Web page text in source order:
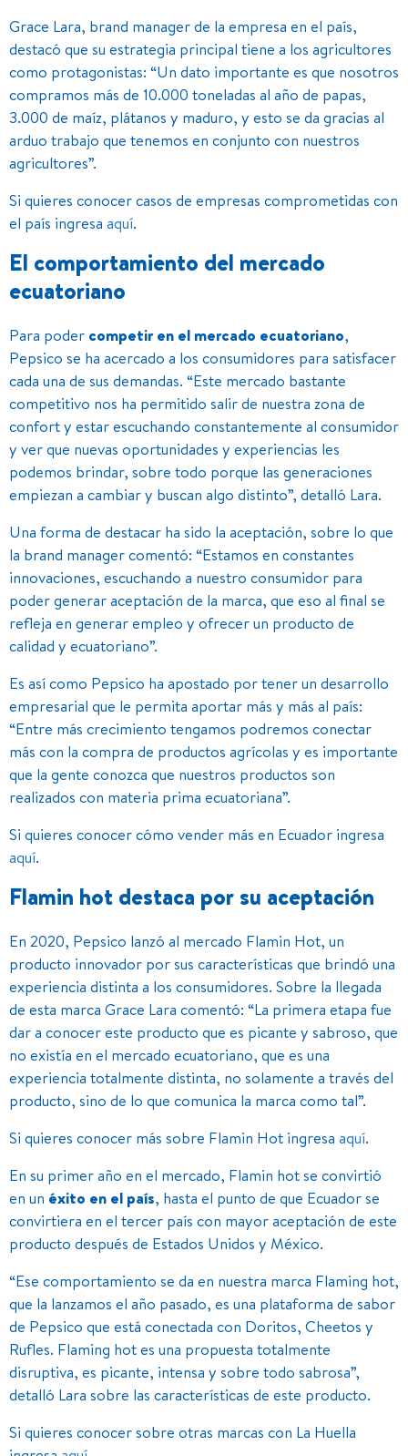
Grace Lara, brand manager de la empresa en el país,
destacó que su estrategia principal tiene a los agricultores
como protagonistas: “Un dato importante es que nosotros
compramos más de 10.000 toneladas al año de papas,
3.000 de maíz, plátanos y maduro, y esto se da gracias al
arduo trabajo que tenemos en conjunto con nuestros
agricultores”.
Si quieres conocer casos de empresas comprometidas con
el país ingresa aquí.
El comportamiento del mercado
ecuatoriano
Para poder competir en el mercado ecuatoriano,
Pepsico se ha acercado a los consumidores para satisfacer
cada una de sus demandas. “Este mercado bastante
competitivo nos ha permitido salir de nuestra zona de
confort y estar escuchando constantemente al consumidor
y ver que nuevas oportunidades y experiencias les
podemos brindar, sobre todo porque las generaciones
empiezan a cambiar y buscan algo distinto”, detalló Lara.
Una forma de destacar ha sido la aceptación, sobre lo que
la brand manager comentó: “Estamos en constantes
innovaciones, escuchando a nuestro consumidor para
poder generar aceptación de la marca, que eso al final se
refleja en generar empleo y ofrecer un producto de
calidad y ecuatoriano”.
Es así como Pepsico ha apostado por tener un desarrollo
empresarial que le permita aportar más y más al país:
“Entre más crecimiento tengamos podremos conectar
más con la compra de productos agrícolas y es importante
que la gente conozca que nuestros productos son
realizados con materia prima ecuatoriana”.
Si quieres conocer cómo vender más en Ecuador ingresa
aquí.
Flamin hot destaca por su aceptación
En 2020, Pepsico lanzó al mercado Flamin Hot, un
producto innovador por sus características que brindó una
experiencia distinta a los consumidores. Sobre la llegada
de esta marca Grace Lara comentó: “La primera etapa fue
dar a conocer este producto que es picante y sabroso, que
no existía en el mercado ecuatoriano, que es una
experiencia totalmente distinta, no solamente a través del
producto, sino de lo que comunica la marca como tal”.
Si quieres conocer más sobre Flamin Hot ingresa aquí.
En su primer año en el mercado, Flamin hot se convirtió
en un éxito en el país, hasta el punto de que Ecuador se
convirtiera en el tercer país con mayor aceptación de este
producto después de Estados Unidos y México.
“Ese comportamiento se da en nuestra marca Flaming hot,
que la lanzamos el año pasado, es una plataforma de sabor
de Pepsico que está conectada con Doritos, Cheetos y
Rufles. Flaming hot es una propuesta totalmente
disruptiva, es picante, intensa y sobre todo sabrosa”,
detalló Lara sobre las características de este producto.
Si quieres conocer sobre otras marcas con La Huella